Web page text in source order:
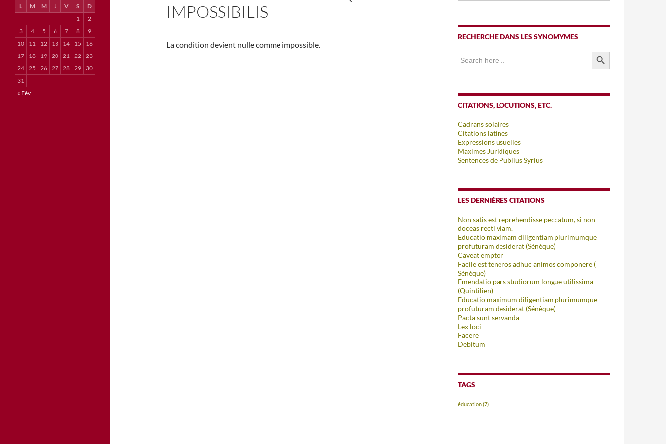
IMPOSSIBILIS
La condition devient nulle comme impossible.
RECHERCHE DANS LES SYNOMYMES
Search
for:
SEARCH BUTTON
CITATIONS, LOCUTIONS, ETC.
Cadrans solaires
Citations latines
Expressions usuelles
Maximes Juridiques
Sentences de Publius Syrius
LES DERNIÈRES CITATIONS
Non satis est reprehendisse peccatum, si non
doceas recti viam.
Educatio maximam diligentiam plurimumque
profuturam desiderat (Sénèque)
Caveat emptor
Facile est teneros adhuc animos componere (
Sénèque)
Emendatio pars studiorum longue utilissima
(Quintilien)
Educatio maximum diligentiam plurimumque
profuturam desiderat (Sénèque)
Pacta sunt servanda
Lex loci
Facere
Debitum
TAGS
éducation(7)
L M M J V S
D
1
2
3
4 5 6 7 8
9
10
11 12 13 14 15
16
17
18 19 20 21 22 23
24 25 26 27 28 29
30
31
« Fév